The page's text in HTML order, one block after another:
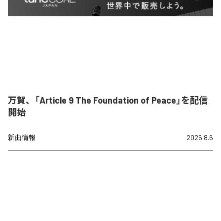
万賀、「Article 9 The Foundation of Peace」を配信
開始
新曲情報 2026.8.6